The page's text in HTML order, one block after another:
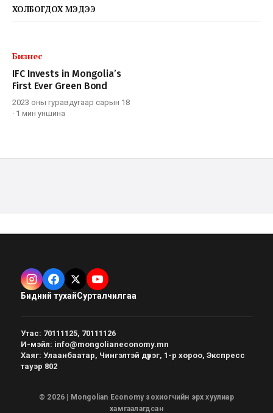
ХОЛБОГДОХ МЭДЭЭ
Бизнес
IFC Invests in Mongolia’s
First Ever Green Bond
2023 оны гуравдугаар сарын 18
· 1 мин уншина
Бидний тухайСурталчилгаа
Утас: 70111125, 70111126
И-мэйл: info@mongolianeconomy.mn
Хаяг: Улаанбаатар, Чингэлтэй дүүрэг, 1-р хороо, Экспресс
тауэр 802
© 2026 | Mongolian Economy зохиогчийн эрх хуулиар
хамгаалагдсан